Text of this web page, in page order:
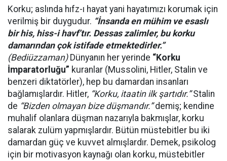
Korku; aslında hıfz-ı hayat yani hayatımızı korumak için
verilmiş bir duygudur. “İnsanda en mühim ve esaslı
bir his, hiss-i havf’tır. Dessas zalimler, bu korku
damarından çok istifade etmektedirler.”
(Bediüzzaman)Dünyanın her yerinde “Korku
İmparatorluğu” kuranlar (Mussolini, Hitler, Stalin ve
benzeri diktatörler), hep bu damardan insanları
bağlamışlardır. Hitler, “Korku, itaatin ilk şartıdır.”Stalin
de “Bizden olmayan bize düşmandır.”demiş; kendine
muhalif olanlara düşman nazarıyla bakmışlar, korku
salarak zulüm yapmışlardır. Bütün müstebitler bu iki
damardan güç ve kuvvet almışlardır. Demek, psikolog
için bir motivasyon kaynağı olan korku, müstebitler